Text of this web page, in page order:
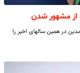
از مشهور شدن
در همین سالهای اخیر را